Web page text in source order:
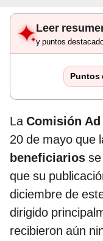
Leer
y puntos
Puntos
LaComisión Ad
20 de mayo que
beneficiarios
que su
diciembre de
dirigido
recibieron aún